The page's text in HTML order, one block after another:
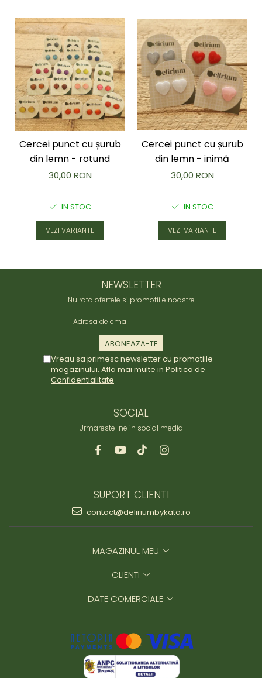
Cercei punct cu șurub
din lemn - rotund
30,00 RON
IN STOC
VEZI VARIANTE
Cercei punct cu șurub
din lemn - inimă
30,00 RON
IN STOC
VEZI VARIANTE
NEWSLETTER
Nu rata ofertele si promotiile noastre
Vreau sa primesc newsletter cu promotiile
magazinului. Afla mai multe in Politica de
Confidentialitate
SOCIAL
Urmareste-ne in social media
SUPORT CLIENTI
contact@deliriumbykata.ro
MAGAZINUL MEU
CLIENTI
DATE COMERCIALE